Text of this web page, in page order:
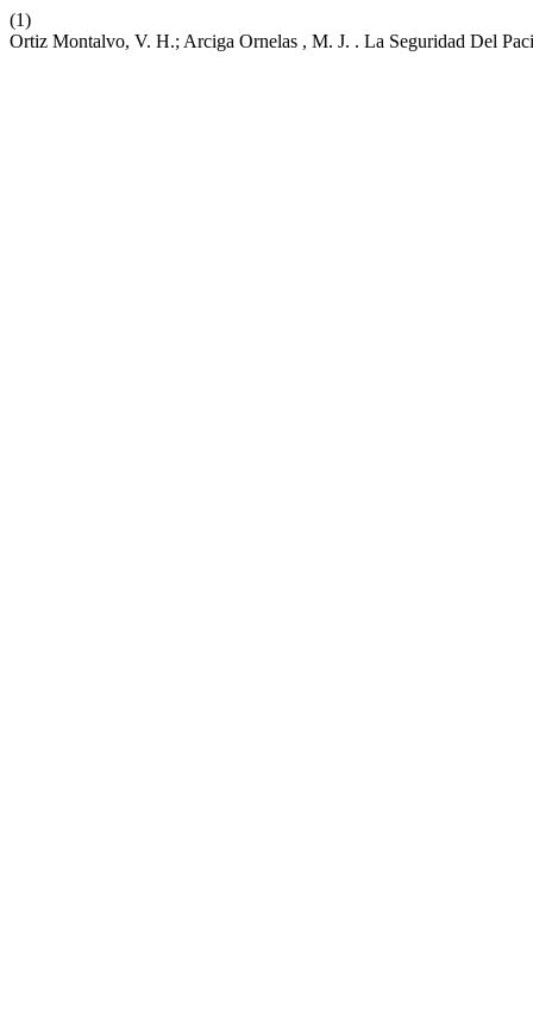
(1)
Ortiz Montalvo, V. H.; Arciga Ornelas , M. J. . La Seguridad Del